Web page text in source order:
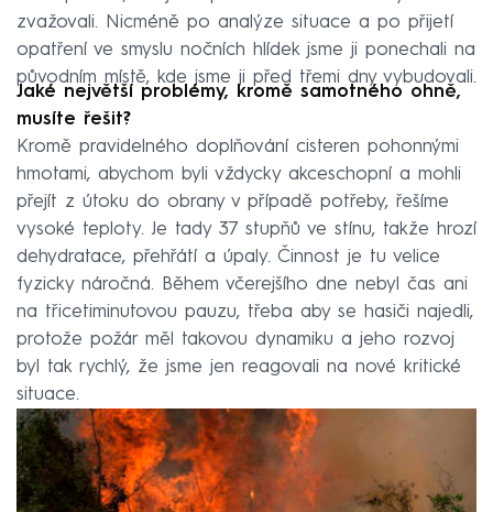
zvažovali. Nicméně po analýze situace a po přijetí
opatření ve smyslu nočních hlídek jsme ji ponechali na
původním místě, kde jsme ji před třemi dny vybudovali.
Jaké největší problémy, kromě samotného ohně,
musíte řešit?
Kromě pravidelného doplňování cisteren pohonnými
hmotami, abychom byli vždycky akceschopní a mohli
přejít z útoku do obrany v případě potřeby, řešíme
vysoké teploty. Je tady 37 stupňů ve stínu, takže hrozí
dehydratace, přehřátí a úpaly. Činnost je tu velice
fyzicky náročná. Během včerejšího dne nebyl čas ani
na třicetiminutovou pauzu, třeba aby se hasiči najedli,
protože požár měl takovou dynamiku a jeho rozvoj
byl tak rychlý, že jsme jen reagovali na nové kritické
situace.